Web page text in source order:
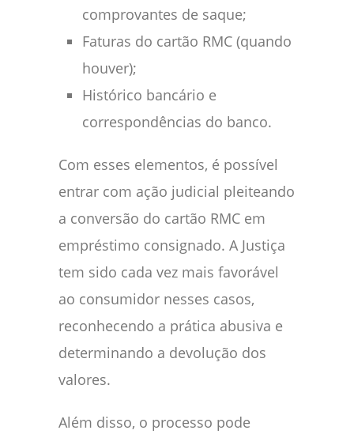
comprovantes de saque;
Faturas do cartão RMC (quando
houver);
Histórico bancário e
correspondências do banco.
Com esses elementos, é possível
entrar com ação judicial pleiteando
a conversão do cartão RMC em
empréstimo consignado. A Justiça
tem sido cada vez mais favorável
ao consumidor nesses casos,
reconhecendo a prática abusiva e
determinando a devolução dos
valores.
Além disso, o processo pode